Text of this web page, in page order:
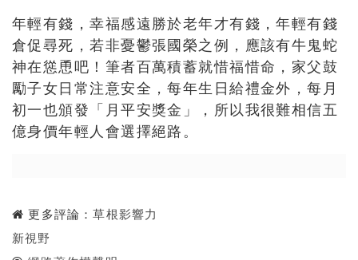
年輕有錢，幸福感遠勝於老年才有錢，年輕有錢
倉促尋死，若非憂鬱張國榮之例，應該有牛鬼蛇
神在慫恿吧！筆者百萬積蓄就惜福惜命，家父鼓
勵子女日常注意安全，每年生日給禮金外，每月
初一也頒發「月平安獎金」，所以我很難相信五
億身價年輕人會選擇絕路。
更多評論：草根影響力
新視野